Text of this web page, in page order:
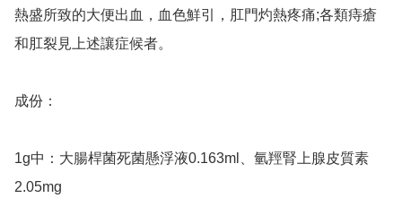
熱盛所致的大便出血，血色鮮引，肛門灼熱疼痛;各類痔瘡
和肛裂見上述讓症候者。
成份：
1g中：大腸桿菌死菌懸浮液0.163ml、氫羥腎上腺皮質素
2.05mg